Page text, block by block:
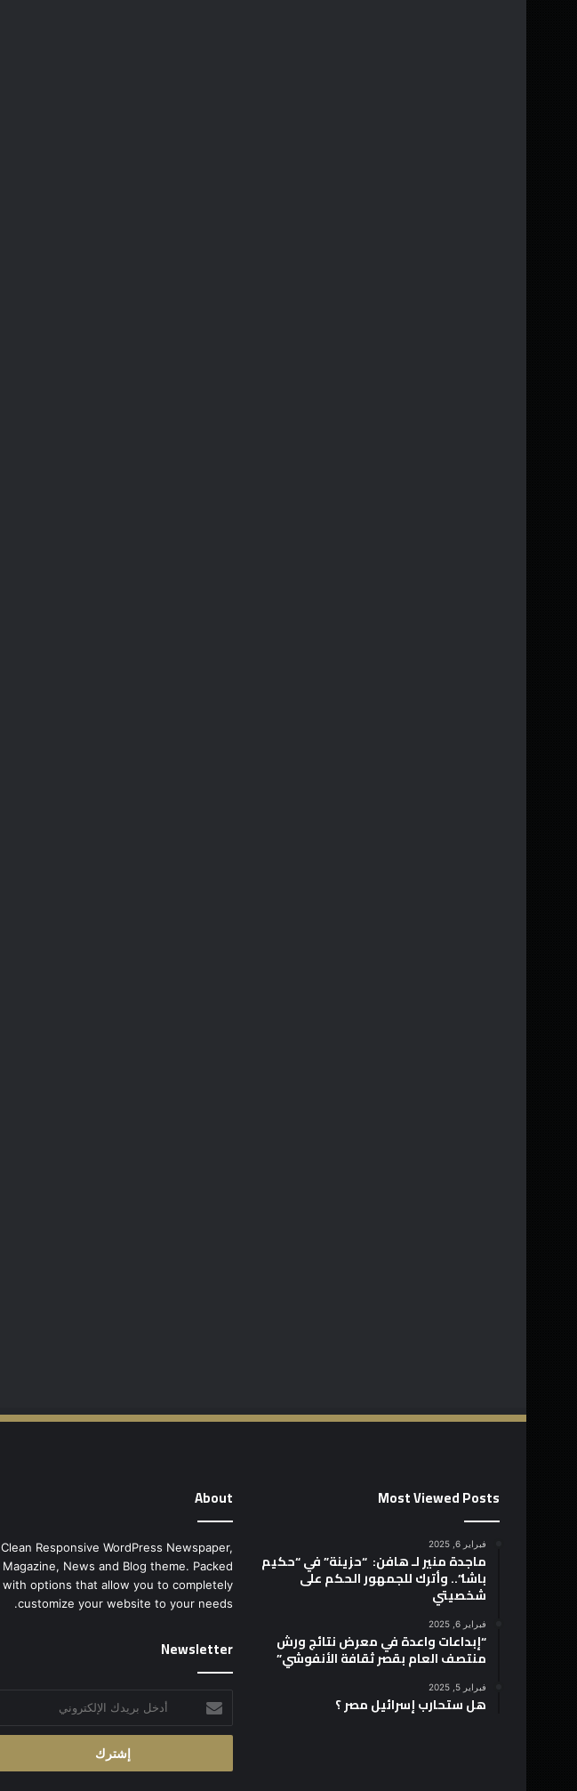
Most Viewed Posts
فبراير 6, 2025
ماجدة منير لـ هافن: “حزينة” في “حكيم
باشا”.. وأترك للجمهور الحكم على
شخصيتي
فبراير 6, 2025
“إبداعات واعدة في معرض نتائج ورش
منتصف العام بقصر ثقافة الأنفوشي”
فبراير 5, 2025
هل ستحارب إسرائيل مصر ؟
About
Clean Responsive WordPress Newspaper,
Magazine, News and Blog theme. Packed
with options that allow you to completely
customize your website to your needs.
Newsletter
بريدك
الإلكتروني